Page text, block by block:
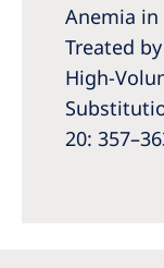
Anemia
Treated
High-
20: